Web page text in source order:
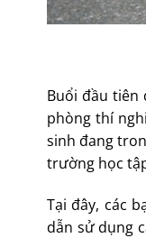
Buổi đầu tiên
phòng thí
sinh đang
trường học
Tại đây, các
dẫn sử dụng